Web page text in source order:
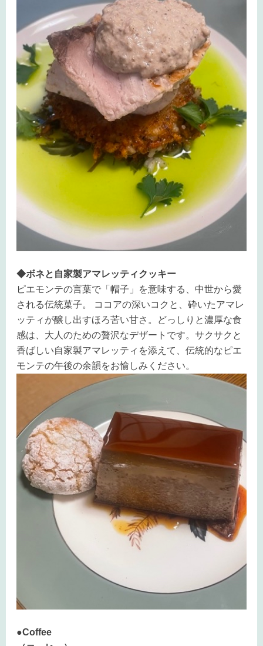
◆ボネと自家製アマレッティクッキー
ピエモンテの言葉で「帽子」を意味する、中世から愛
される伝統菓子。 ココアの深いコクと、砕いたアマレ
ッティが醸し出すほろ苦い甘さ。どっしりと濃厚な食
感は、大人のための贅沢なデザートです。サクサクと
香ばしい自家製アマレッティを添えて、伝統的なピエ
モンテの午後の余韻をお愉しみください。
●Coffee